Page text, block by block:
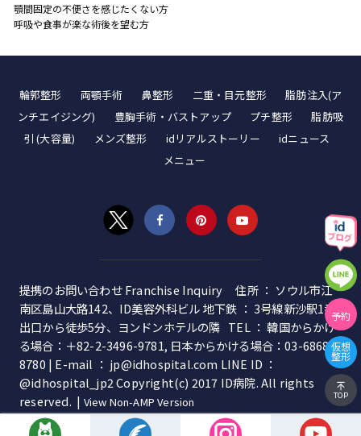
顎間固定の不便さを感じたくない方
呼吸や食事が楽な術後を望む方
輪郭整形 両顎手術 鼻整形 二重・目元整形
脂肪注入(ア
ンチエイジング)
豊胸手術・バストアップ プチ整形
脂肪吸
引 (大容量)
メンズ整形 idリアルストーリー
idニュース
メニュー
提携のお問い合わせ Franchise Inquiry 住所 ： ソウル市江
南区島山大路142、ID美容外科ビル 地下鉄 ： 3号線新沙駅1番
出口から徒歩5分、ヨンドンホテルの隣 TEL ： 韓国からかけ
る場合：＋82-2-3496-9781, 日本からかける場合：03-6868-
8780 | E-mail ： jp@idhospital.com LINE ID ：
@idhospital_jp2 Copyright(c) 2017 ID病院. All rights
reserved. | View Non-AMP Version
予約
仮想
整形
TOP